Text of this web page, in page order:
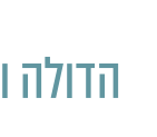
הדולה